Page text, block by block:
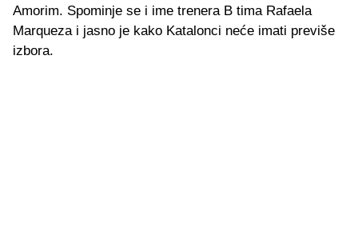
Amorim. Spominje se i ime trenera B tima Rafaela
Marqueza i jasno je kako Katalonci neće imati previše
izbora.